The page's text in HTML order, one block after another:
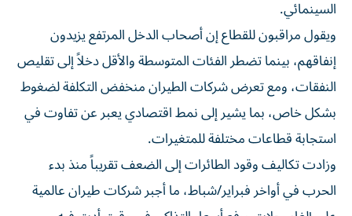
السينمائي.
ويقول مراقبون للقطاع إن أصحاب الدخل المرتفع يزيدون
إنفاقهم، بينما ‌تضطر الفئات المتوسطة والأقل ‌دخلاً إلى تقليص
النفقات، ومع تعرض شركات الطيران منخفض التكلفة لضغوط
بشكل خاص، بما يشير إلى نمط اقتصادي يعبر عن تفاوت في
استجابة قطاعات مختلفة للمتغيرات.
وزادت تكاليف وقود ‌الطائرات إلى الضعف تقريباً منذ بدء
الحرب في أواخر فبراير/شباط، ما أجبر شركات ⁠طيران عالمية